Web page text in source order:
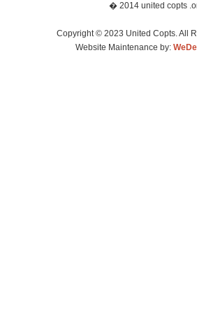
� 2014 united copts
Copyright © 2023 United Copts. All
Website Maintenance by: